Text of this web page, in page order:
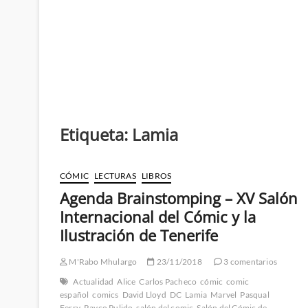
Etiqueta: Lamia
CÓMIC LECTURAS LIBROS
Agenda Brainstomping – XV Salón
Internacional del Cómic y la
Ilustración de Tenerife
M'Rabo Mhulargo 23/11/2018
3 comentarios
Actualidad Alice Carlos Pacheco cómic comic
español comics David Lloyd DC Lamia Marvel Pasqual